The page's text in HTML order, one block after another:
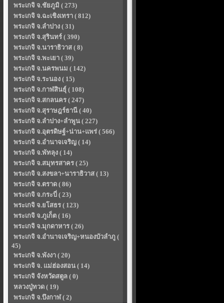
พระเกจิ จ.ชัยภูมิ ( 273)
พระเกจิ จ.ฉะเชิงเทรา ( 812)
พระเกจิ จ.ลำปาง ( 31)
พระเกจิ จ.สุรินทร์ ( 390)
พระเกจิ จ.นาราธิวาส ( 8)
พระเกจิ จ.พะเยา ( 39)
พระเกจิ จ.นครพนม ( 142)
พระเกจิ จ.ระนอง ( 15)
พระเกจิ จ.กาฬสินธุ์ ( 108)
พระเกจิ จ.สกลนคร ( 247)
พระเกจิ จ.สุราษฎร์ธานี ( 40)
พระเกจิ จ.ลำปาง+ลำพูน ( 227)
พระเกจิ จ.อุตรดิษฐ์+น่าน+แพร่ ( 566)
พระเกจิ จ.อำนาจเจริญ ( 14)
พระเกจิ จ.พัทลุง ( 14)
พระเกจิ จ.สมุทรสาคร ( 25)
พระเกจิ จ.สงขลา+นาราธิวาส ( 13)
พระเกจิ จ.ตราด ( 86)
พระเกจิ จ.กระบี่ ( 23)
พระเกจิ จ.ยโสธร ( 123)
พระเกจิ จ.ภูเก็ต ( 16)
พระเกจิ จ.มุกดาหาร ( 26)
พระเกจิ จ.อำนาจเจริญ+หนองบัวลำภู (
45)
พระเกจิ จ.พังงา ( 20)
พระเกจิ จ. แม่ฮ่องสอน ( 14)
พระเกจิ จังหวัดสตูล ( 0)
หลวงปู่ทวด ( 19)
พระเกจิ จ.บึงกาฬ ( 2)